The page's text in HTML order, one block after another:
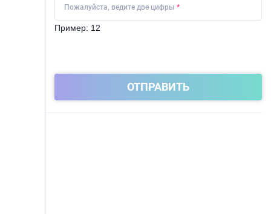
Пожалуйста, ведите две цифры *
Пример: 12